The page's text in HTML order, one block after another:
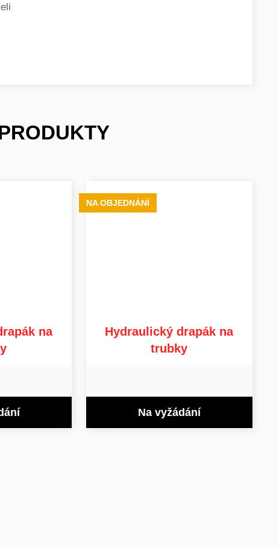
na
NA OBJEDNÁNÍ
Hydraulický drapák na
trubky
Na vyžádání